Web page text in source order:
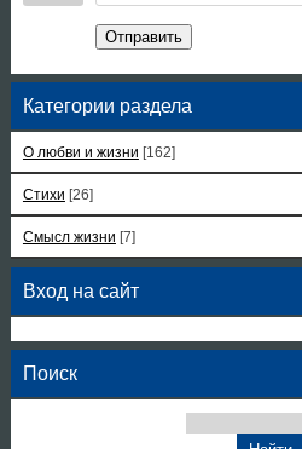
Отправить
Категории раздела
О любви и жизни [162]
Стихи [26]
Смысл жизни [7]
Вход на сайт
Поиск